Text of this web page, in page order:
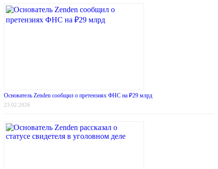
Основатель Zenden сообщил о претензиях ФНС на ₽29 млрд
23.02.2026